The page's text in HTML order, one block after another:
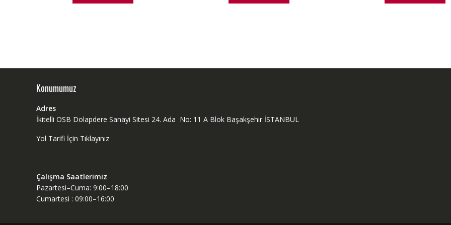
Konumumuz
Adres
İkitelli OSB Dolapdere Sanayi Sitesi 24. Ada No: 11 A Blok Başakşehir İSTANBUL
Yol Tarifi İçin Tıklayınız
Çalışma Saatlerimiz
Pazartesi–Cuma: 9:00–18:00
Cumartesi : 09:00–16:00